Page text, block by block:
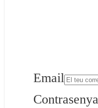
Email
Contrasenya